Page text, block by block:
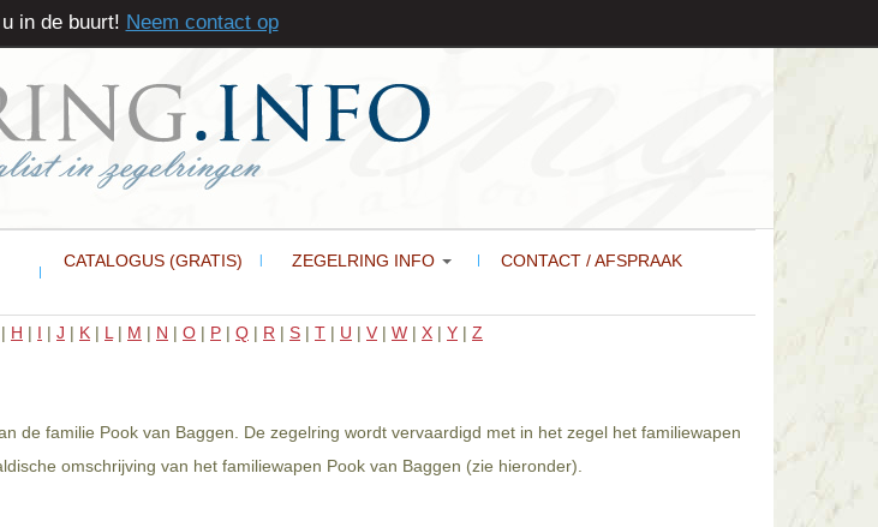
CATALOGUS (GRATIS) ZEGELRING INFO CONTACT / AFSPRAAK
| H | I | J | K | L | M | N | O | P | Q | R | S | T | U | V | W | X | Y | Z
de familie Pook van Baggen. De zegelring wordt vervaardigd met in het zegel het familiewapen
omschrijving van het familiewapen Pook van Baggen (zie hieronder).
in de buurt! Neem contact op